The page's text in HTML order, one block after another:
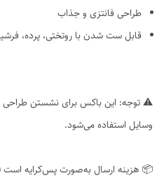
طراحی فانتزی و جذاب
قابل ست شدن با روتختی، پرده،
⚠️ توجه: این باکس برای نشستن طراحی
وسایل استفاده می‌شود.
📦 هزینه ارسال به‌صورت پس‌کرایه است